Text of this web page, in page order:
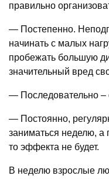
правильно
— Постепенно.
начинать с малых
пробежать большую
значительный вред
— Последовательно –
— Постоянно,
заниматься неделю, а
то эффекта не будет.
В неделю взрослые